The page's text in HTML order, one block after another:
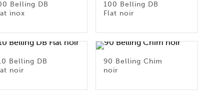
Belling DB
inox
100 Belling DB
Flat noir
Belling DB
noir
90 Belling Chim
noir